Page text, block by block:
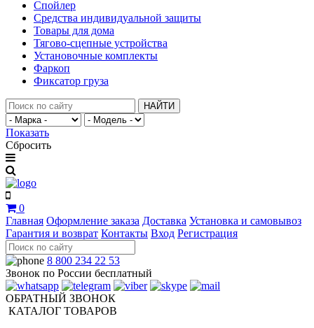
Спойлер
Средства индивидуальной защиты
Товары для дома
Тягово-сцепные устройства
Установочные комплекты
Фаркоп
Фиксатор груза
НАЙТИ
Показать
Сбросить
0
Главная Оформление заказа Доставка Установка и самовывоз
Гарантия и возврат Контакты Вход Регистрация
8 800 234 22 53
Звонок по России бесплатный
ОБРАТНЫЙ ЗВОНОК
КАТАЛОГ ТОВАРОВ